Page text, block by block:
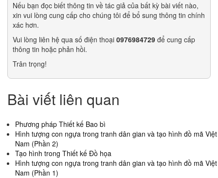
Nếu bạn đọc biết thông tin về tác giả của bất kỳ bài viết nào,
xin vui lòng cung cấp cho chúng tôi để bổ sung thông tin chính
xác hơn.
Vui lòng liên hệ qua số điện thoại 0976984729 để cung cấp
thông tin hoặc phản hồi.
Trân trọng!
Bài viết liên quan
Phương pháp Thiết kế Bao bì
Hình tượng con ngựa trong tranh dân gian và tạo hình đồ mã Việt
Nam (Phần 2)
Tạo hình trong Thiết kế Đồ họa
Hình tượng con ngựa trong tranh dân gian và tạo hình đồ mã Việt
Nam (Phần 1)